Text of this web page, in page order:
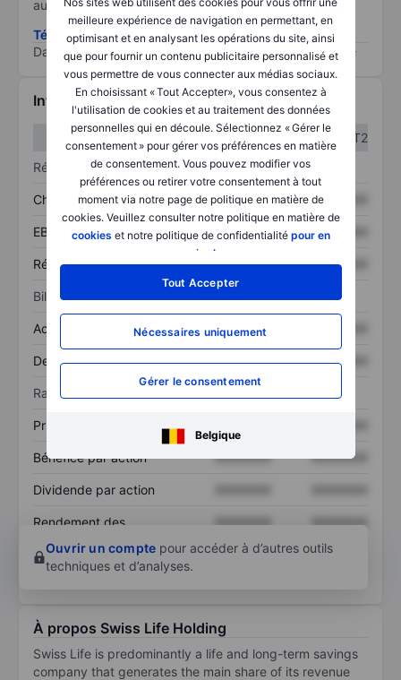
meilleure expérience de navigation en permettant, en
optimisant et en analysant les opérations du site, ainsi
que pour fournir un contenu publicitaire personnalisé et
vous permettre de vous connecter aux médias sociaux.
En choisissant « Tout Accepter», vous consentez à
l'utilisation de cookies et au traitement des données
personnelles qui en découle. Sélectionnez « Gérer le
consentement » pour gérer vos préférences en matière
de consentement. Vous pouvez modifier vos
préférences ou retirer votre consentement à tout
moment via notre page de politique en matière de
cookies. Veuillez consulter notre politique en matière de
cookies et notre politique de confidentialité pour en
savoir plus
Tout Accepter
Nécessaires uniquement
Gérer le consentement
Belgique
au risque le plus élevé).
Télécharger la méthodologie ESG (en anglais)
Data provided by
/
Informations financières
T2
Résultats
Chiffre d’affaires XXXXXXX XXXXXXX
EBITDA XXXXXXX XXXXXXX
Résultat net XXXXXXX XXXXXXX
Bilan
Actif total XXXXXXX
Dette totale XXXXXXX XXXXXXX
Ratios
Prix / ventes
Bénéfice par action XXXXXXX XXXXXXX
Dividende par action
Rendement des
XXXXXXX
XXXXXXX
Ouvrir un compte pour accéder à d’autres outils
techniques et d’analyses.
À propos Swiss Life Holding
Swiss Life is predominantly a life and long-term savings
company that generates the main share of its revenue